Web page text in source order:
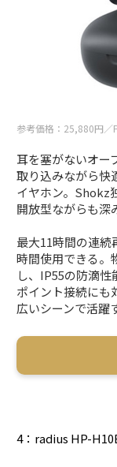
参考価格：25,880円
耳を塞がないオー
取り込みながら快
イヤホン。Shokz
開放型ながらも深
最大11時間の連続
時間使用できる。
し、IP55の防滴
ポイント接続にも
広いシーンで活躍
4：radius HP-